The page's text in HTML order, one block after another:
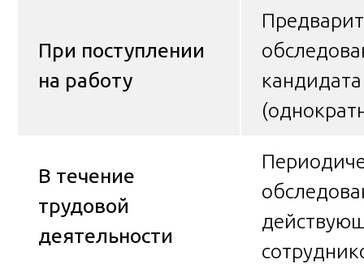
При поступлении
на работу
кандидата
В течение
трудовой
деятельности